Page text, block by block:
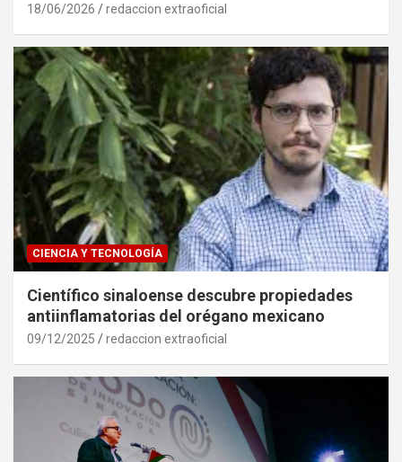
18/06/2026 redaccion extraoficial
CIENCIA Y TECNOLOGÍA
Científico sinaloense descubre propiedades
antiinflamatorias del orégano mexicano
09/12/2025 redaccion extraoficial